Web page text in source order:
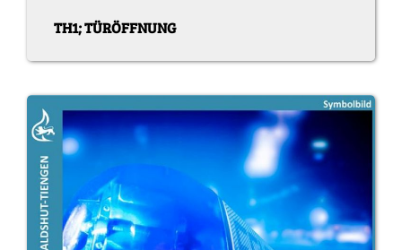
TH1; TÜRÖFFNUNG